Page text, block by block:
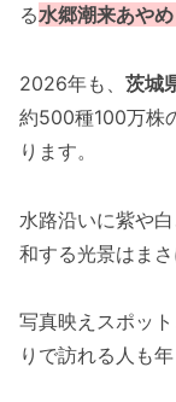
る水郷潮来あや
2026年も、 茨城
約500種100万株
ります。
水路沿いに紫や
和する光景はまさ
写真映えスポッ
りで訪れる人も